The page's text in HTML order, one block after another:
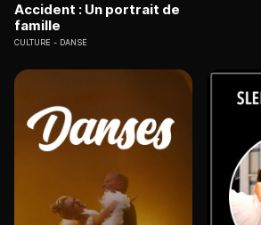
Accident : Un portrait de
famille
CULTURE DANSE